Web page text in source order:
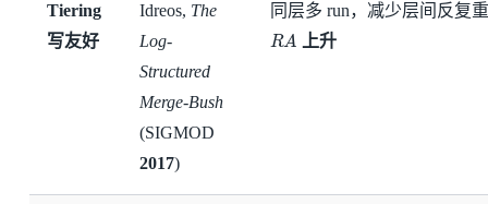
Tiering
写友好
Idreos, The
Log-
Structured
Merge-Bush
(SIGMOD
2017)
同层多 run，减少层间反复
RA 上升